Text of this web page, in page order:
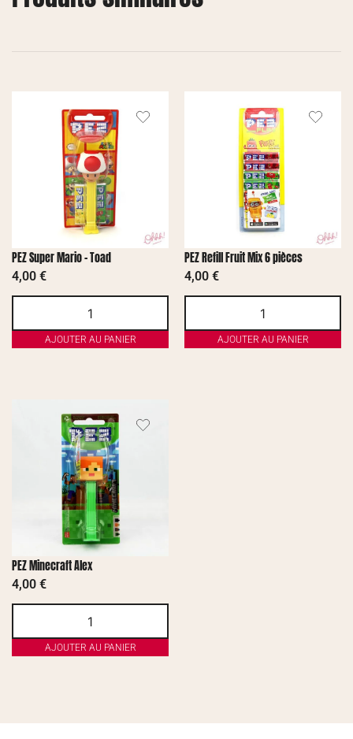
PEZ Super Mario – Toad
4,00 €
AJOUTER AU PANIER
PEZ Refill Fruit Mix 6 pièces
4,00 €
AJOUTER AU PANIER
PEZ Minecraft Alex
4,00 €
AJOUTER AU PANIER